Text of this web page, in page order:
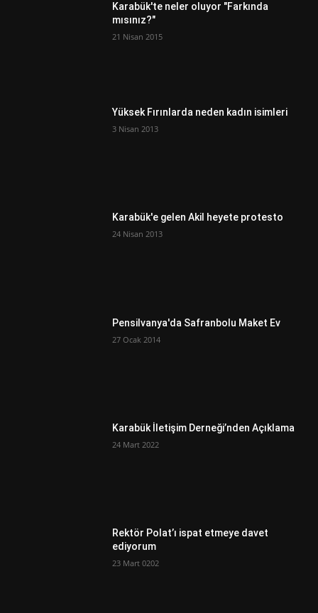
Karabük'te neler oluyor "Farkında
mısınız?"
21 Nisan 2015
Yüksek Fırınlarda neden kadın isimleri
3 Nisan 2013
Karabük'e gelen Akil heyete protesto
24 Nisan 2013
Pensilvanya'da Safranbolu Maket Ev
27 Ocak 2014
Karabük İletişim Derneği’nden Açıklama
24 Mart 2022
Rektör Polat’ı ispat etmeye davet
ediyorum
23 Mart 0202